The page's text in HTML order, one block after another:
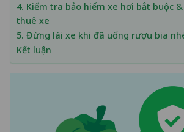
4. Kiểm tra bảo hiểm xe hơi bắt buộc
thuê xe
5. Đừng lái xe khi đã uống rượu bia
Kết luận